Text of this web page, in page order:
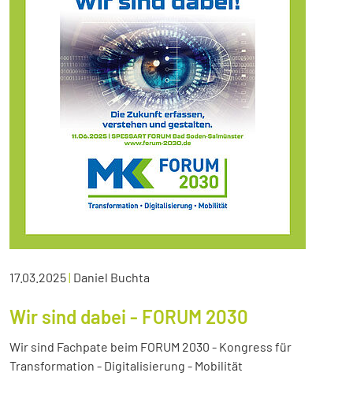
17.03.2025| Daniel Buchta
Wir sind dabei - FORUM 2030
Wir sind Fachpate beim FORUM 2030 - Kongress für
Transformation - Digitalisierung - Mobilität